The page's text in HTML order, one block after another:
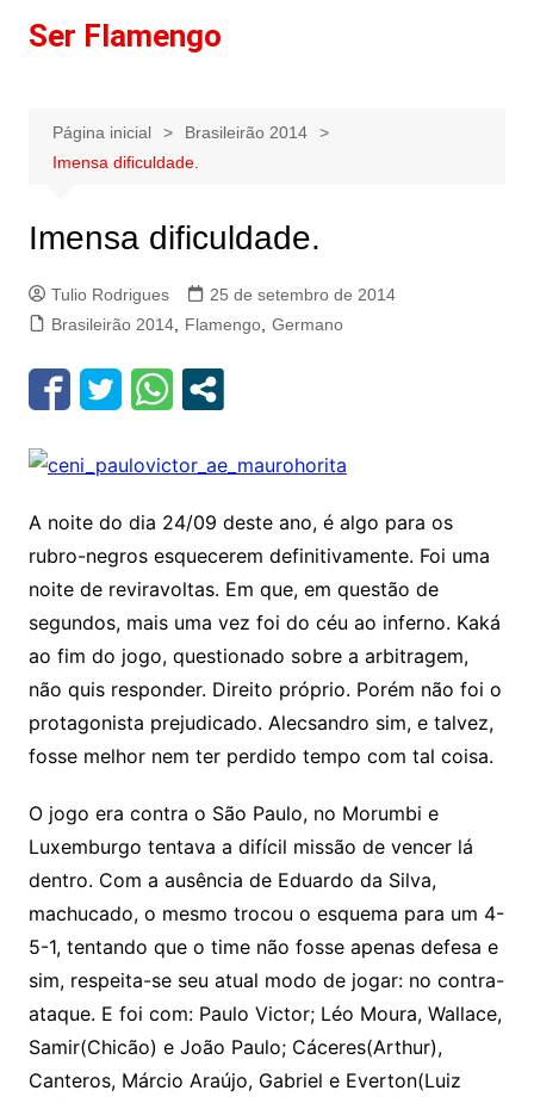
paraSer Flamengo
Página inicial
Brasileirão 2014
Imensa dificuldade.
Imensa dificuldade.
Tulio Rodrigues
25 de setembro de 2014
Brasileirão 2014, Flamengo, Germano
A noite do dia 24/09 deste ano, é algo para os
rubro-negros esquecerem definitivamente. Foi uma
noite de reviravoltas. Em que, em questão de
segundos, mais uma vez foi do céu ao inferno. Kaká
ao fim do jogo, questionado sobre a arbitragem,
não quis responder. Direito próprio. Porém não foi o
protagonista prejudicado. Alecsandro sim, e talvez,
fosse melhor nem ter perdido tempo com tal coisa.
O jogo era contra o São Paulo, no Morumbi e
Luxemburgo tentava a difícil missão de vencer lá
dentro. Com a ausência de Eduardo da Silva,
machucado, o mesmo trocou o esquema para um 4-
5-1, tentando que o time não fosse apenas defesa e
sim, respeita-se seu atual modo de jogar: no contra-
ataque. E foi com: Paulo Victor; Léo Moura, Wallace,
Samir(Chicão) e João Paulo; Cáceres(Arthur),
Canteros, Márcio Araújo, Gabriel e Everton(Luiz